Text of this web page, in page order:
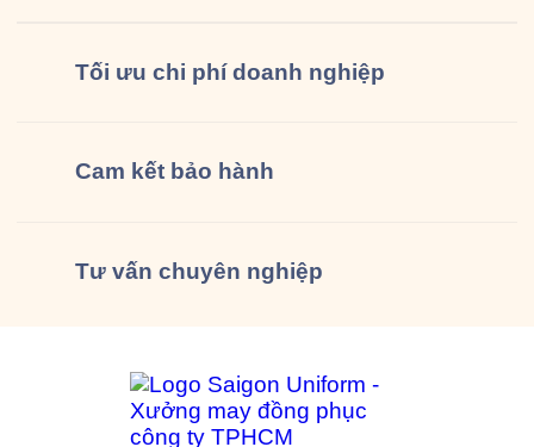
Tối ưu chi phí doanh nghiệp
Cam kết bảo hành
Tư vấn chuyên nghiệp